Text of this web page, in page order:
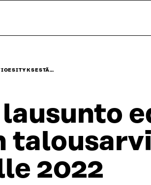
2022